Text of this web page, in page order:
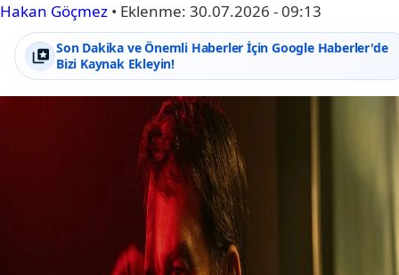
Hakan Göçmez • Eklenme: 30.07.2026 - 09:13
Son Dakika ve Önemli Haberler İçin Google Haberler'de
Bizi Kaynak Ekleyin!